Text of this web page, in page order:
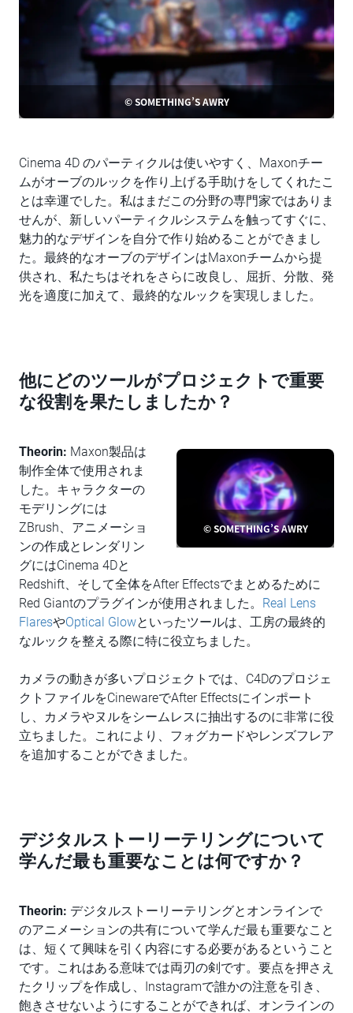
© SOMETHING’S AWRY
Cinema 4D のパーティクルは使いやすく、Maxonチー
ムがオーブのルックを作り上げる手助けをしてくれたこ
とは幸運でした。私はまだこの分野の専門家ではありま
せんが、新しいパーティクルシステムを触ってすぐに、
魅力的なデザインを自分で作り始めることができまし
た。最終的なオーブのデザインはMaxonチームから提
供され、私たちはそれをさらに改良し、屈折、分散、発
光を適度に加えて、最終的なルックを実現しました。
他にどのツールがプロジェクトで重要
な役割を果たしましたか？
© SOMETHING’S AWRY
Theorin: Maxon製品は
制作全体で使用されま
した。キャラクターの
モデリングには
ZBrush、アニメーショ
ンの作成とレンダリン
グにはCinema 4Dと
Redshift、そして全体をAfter Effectsでまとめるために
Red Giantのプラグインが使用されました。 Real Lens
FlaresやOptical Glowといったツールは、工房の最終的
なルックを整える際に特に役立ちました。
カメラの動きが多いプロジェクトでは、C4Dのプロジェ
クトファイルをCinewareでAfter Effectsにインポート
し、カメラやヌルをシームレスに抽出するのに非常に役
立ちました。これにより、フォグカードやレンズフレア
を追加することができました。
デジタルストーリーテリングについて
学んだ最も重要なことは何ですか？
Theorin: デジタルストーリーテリングとオンラインで
のアニメーションの共有について学んだ最も重要なこと
は、短くて興味を引く内容にする必要があるということ
です。これはある意味では両刃の剣です。要点を押さえ
たクリップを作成し、Instagramで誰かの注意を引き、
飽きさせないようにすることができれば、オンラインの